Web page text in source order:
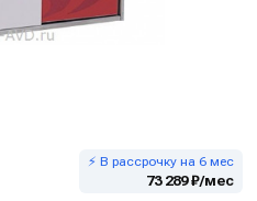
⚡ В рассрочку на 6 мес
73 289 ₽/мес